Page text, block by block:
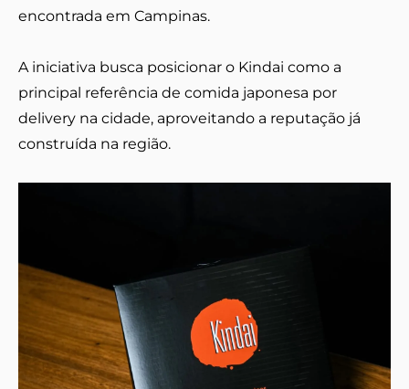
encontrada em Campinas.
A iniciativa busca posicionar o Kindai como a
principal referência de comida japonesa por
delivery na cidade, aproveitando a reputação já
construída na região.